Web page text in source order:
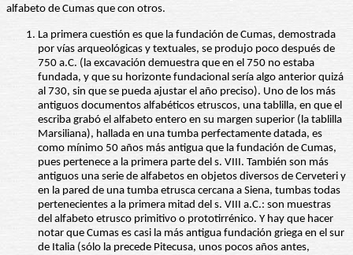
alfabeto de Cumas que con otros.
La primera cuestión es que la fundación de Cumas, demostrada
por vías arqueológicas y textuales, se produjo poco después de
750 a.C. (la excavación demuestra que en el 750 no estaba
fundada, y que su horizonte fundacional sería algo anterior quizá
al 730, sin que se pueda ajustar el año preciso). Uno de los más
antiguos documentos alfabéticos etruscos, una tablilla, en que el
escriba grabó el alfabeto entero en su margen superior (la tablilla
Marsiliana), hallada en una tumba perfectamente datada, es
como mínimo 50 años más antigua que la fundación de Cumas,
pues pertenece a la primera parte del s. VIII. También son más
antiguos una serie de alfabetos en objetos diversos de Cerveteri y
en la pared de una tumba etrusca cercana a Siena, tumbas todas
pertenecientes a la primera mitad del s. VIII a.C.: son muestras
del alfabeto etrusco primitivo o prototirrénico. Y hay que hacer
notar que Cumas es casi la más antigua fundación griega en el sur
de Italia (sólo la precede Pitecusa, unos pocos años antes,